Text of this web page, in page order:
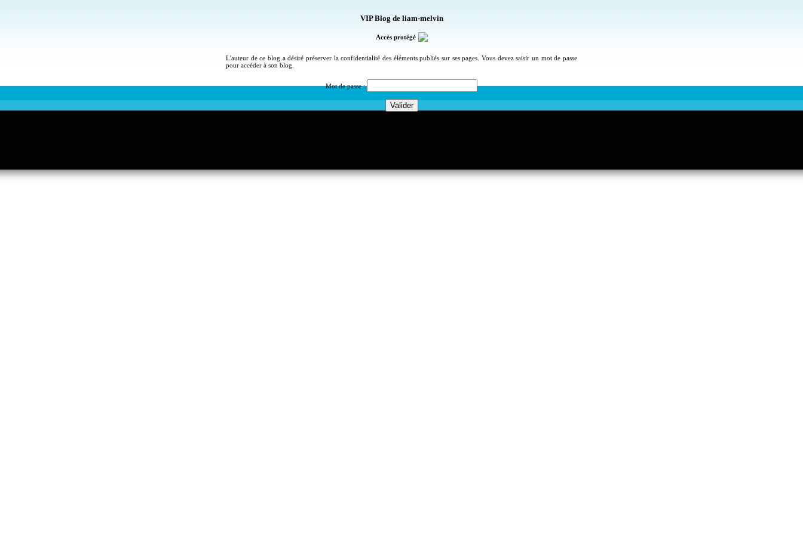
VIP Blog de liam-melvin
Accès protégé
L'auteur de ce blog a désiré préserver la confidentialité des éléments publiés sur ses pages. Vous devez saisir un mot de passe
pour accéder à son blog.
Mot de passe :